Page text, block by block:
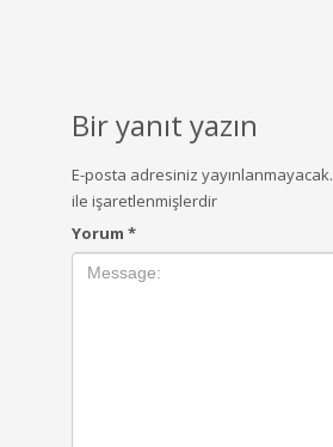
Bir yanıt yazın
E-posta adresiniz yayınlanmayacak.
ile işaretlenmişlerdir
Yorum *